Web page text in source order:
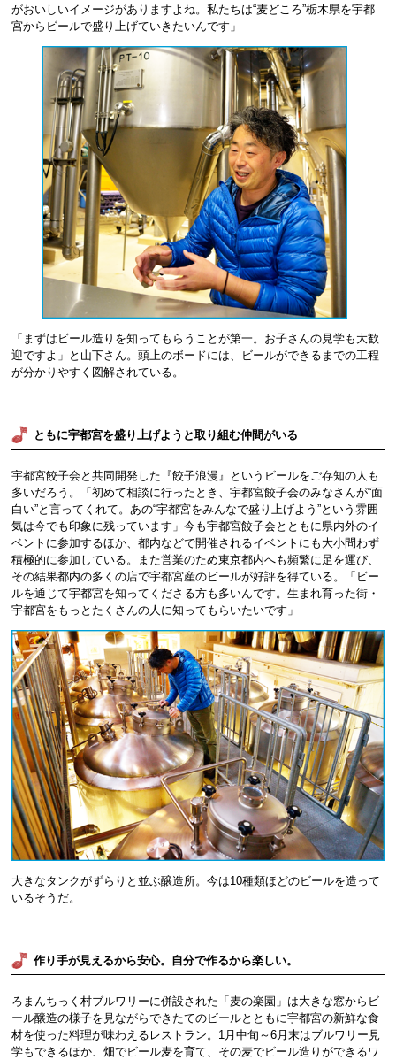
がおいしいイメージがありますよね。私たちは“麦どころ”栃木県を宇都
宮からビールで盛り上げていきたいんです」
「まずはビール造りを知ってもらうことが第一。お子さんの見学も大歓
迎ですよ」と山下さん。頭上のボードには、ビールができるまでの工程
が分かりやすく図解されている。
ともに宇都宮を盛り上げようと取り組む仲間がいる
宇都宮餃子会と共同開発した『餃子浪漫』というビールをご存知の人も
多いだろう。「初めて相談に行ったとき、宇都宮餃子会のみなさんが“面
白い”と言ってくれて。あの“宇都宮をみんなで盛り上げよう”という雰囲
気は今でも印象に残っています」今も宇都宮餃子会とともに県内外のイ
ベントに参加するほか、都内などで開催されるイベントにも大小問わず
積極的に参加している。また営業のため東京都内へも頻繁に足を運び、
その結果都内の多くの店で宇都宮産のビールが好評を得ている。「ビー
ルを通じて宇都宮を知ってくださる方も多いんです。生まれ育った街・
宇都宮をもっとたくさんの人に知ってもらいたいです」
大きなタンクがずらりと並ぶ醸造所。今は10種類ほどのビールを造って
いるそうだ。
作り手が見えるから安心。自分で作るから楽しい。
ろまんちっく村ブルワリーに併設された「麦の楽園」は大きな窓からビ
ール醸造の様子を見ながらできたてのビールとともに宇都宮の新鮮な食
材を使った料理が味わえるレストラン。1月中旬～6月末はブルワリー見
学もできるほか、畑でビール麦を育て、その麦でビール造りができるワ